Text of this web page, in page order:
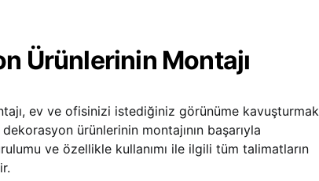
Ürünlerinin Montajı
ev ve ofisinizi istediğiniz görünüme kavuşturmak
ürünlerinin montajının başarıyla
ve özellikle kullanımı ile ilgili tüm talimatların